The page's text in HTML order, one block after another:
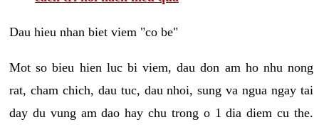
Dau hieu nhan biet viem "co be"
Mot so bieu hien luc bi viem, dau don am ho nhu nong
rat, cham chich, dau tuc, dau nhoi, sung va ngua ngay tai
day du vung am dao hay chu trong o 1 dia diem cu the.